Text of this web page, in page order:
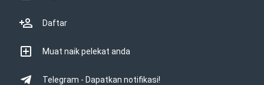
Daftar
Muat naik pelekat anda
Telegram - Dapatkan notifikasi!